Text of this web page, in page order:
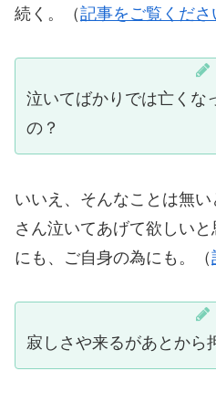
続く。（記事をご覧くださ
泣いてばかりでは亡くな
の？
いいえ、そんなことは無
さん泣いてあげて欲しい
にも、ご自身の為にも。（
寂しさや来るがあとから